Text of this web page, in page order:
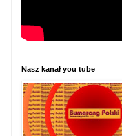
Nasz kanał you tube